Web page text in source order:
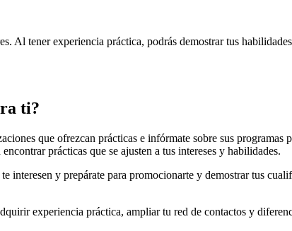
Al tener experiencia práctica, podrás demostrar tus
ti?
que ofrezcan prácticas e infórmate sobre sus
prácticas que se ajusten a tus intereses y habilidades.
interesen y prepárate para promocionarte y demostrar tus
experiencia práctica, ampliar tu red de contactos y